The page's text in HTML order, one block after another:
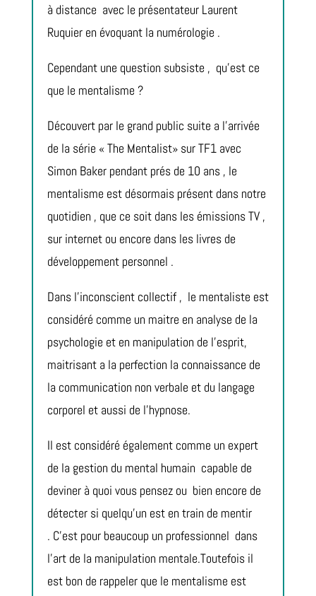
à distance avec le présentateur Laurent
Ruquier en évoquant la numérologie .
Cependant une question subsiste , qu’est ce
que le mentalisme ?
Découvert par le grand public suite a l’arrivée
de la série « The Mentalist» sur TF1 avec
Simon Baker pendant prés de 10 ans , le
mentalisme est désormais présent dans notre
quotidien , que ce soit dans les émissions TV ,
sur internet ou encore dans les livres de
développement personnel .
Dans l’inconscient collectif , le mentaliste est
considéré comme un maitre en analyse de la
psychologie et en manipulation de l’esprit,
maitrisant a la perfection la connaissance de
la communication non verbale et du langage
corporel et aussi de l’hypnose.
Il est considéré également comme un expert
de la gestion du mental humain capable de
deviner à quoi vous pensez ou bien encore de
détecter si quelqu’un est en train de mentir
. C’est pour beaucoup un professionnel dans
l’art de la manipulation mentale.Toutefois il
est bon de rappeler que le mentalisme est